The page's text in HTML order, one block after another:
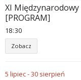
XI
[PROGRAM]
18 30
Zobacz
5 lipiec-30 sierpień